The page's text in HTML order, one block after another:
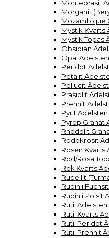
Montebrasit
Morganit
Mozambique
Mystik Kvarts
Mystik Topas
Obsidian
Opal Ädelsten
Peridot
Petalit
Pollucit
Prasiolit
Prehnit
Pyrit Ädelsten
Pyrop Granat
Rhodolit
Rodokrosit
Rosen Kvarts
Röd/Rosa
Rök Kvarts
Rubellit
Rubin i
Rubin i Zoisit
Rutil Ädelsten
Rutil Kvarts
Rutil Peridot
Rutil Prehnit